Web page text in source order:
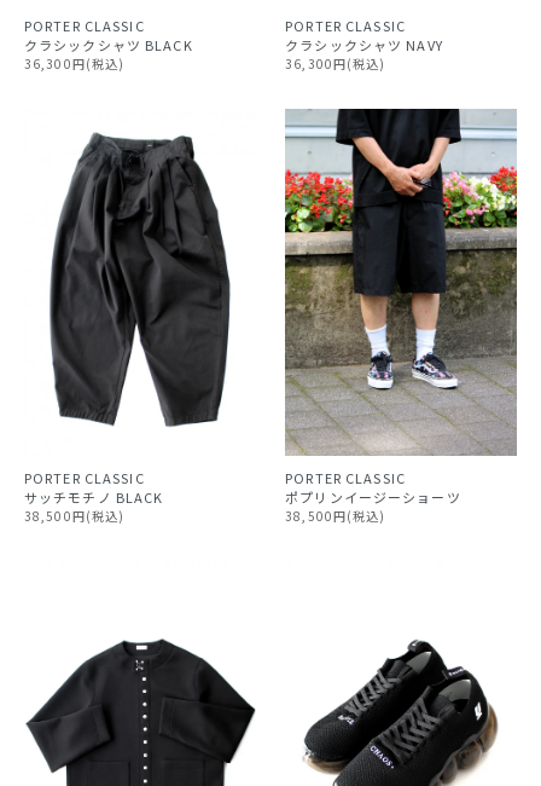
PORTER CLASSIC
クラシックシャツ BLACK
36,300円(税込)
PORTER CLASSIC
クラシックシャツ NAVY
36,300円(税込)
PORTER CLASSIC
サッチモチノ BLACK
38,500円(税込)
PORTER CLASSIC
ポプリンイージーショーツ
38,500円(税込)